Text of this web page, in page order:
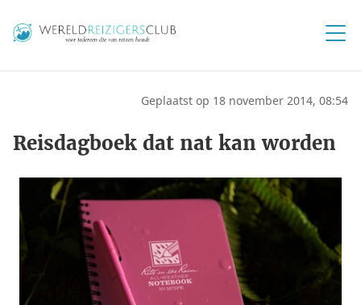
Geplaatst op 18 november 2014, 08:54
Reisdagboek dat nat kan worden